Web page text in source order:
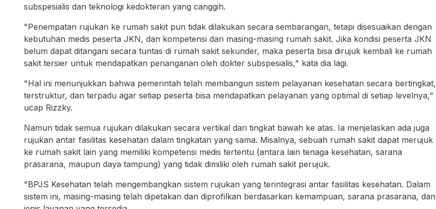
subspesialis dan teknologi kedokteran yang canggih.
"Penempatan rujukan ke rumah sakit pun tidak dilakukan secara sembarangan, tetapi disesuaikan dengan
kebutuhan medis peserta JKN, dan kompetensi dari masing-masing rumah sakit. Jika kondisi peserta JKN
belum dapat ditangani secara tuntas di rumah sakit sekunder, maka peserta bisa dirujuk kembali ke rumah
sakit tersier untuk mendapatkan penanganan oleh dokter subspesialis," kata dia lagi.
"Hal ini menunjukkan bahwa pemerintah telah membangun sistem pelayanan kesehatan secara bertingkat,
terstruktur, dan terpadu agar setiap peserta bisa mendapatkan pelayanan yang optimal di setiap levelnya,"
ucap Rizzky.
Namun tidak semua rujukan dilakukan secara vertikal dari tingkat bawah ke atas. Ia menjelaskan ada juga
rujukan antar fasilitas kesehatan dalam tingkatan yang sama. Misalnya, sebuah rumah sakit dapat merujuk
ke rumah sakit lain yang memiliki kompetensi medis tertentu (antara lain tenaga kesehatan, sarana
prasarana, maupun daya tampung) yang tidak dimiliki oleh rumah sakit perujuk.
"BPJS Kesehatan telah mengembangkan sistem rujukan yang terintegrasi antar fasilitas kesehatan. Dalam
sistem ini, masing-masing telah dipetakan dan diprofilkan berdasarkan kemampuan, sarana prasarana, dan